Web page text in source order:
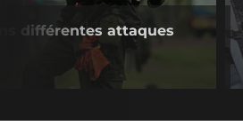
différentes attaques